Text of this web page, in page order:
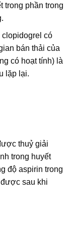
trong phần trong
clopidogrel có
bán thải của
có hoạt tính) là
lặp lại.
thuỷ giải
trong huyết
độ aspirin trong
sau khi